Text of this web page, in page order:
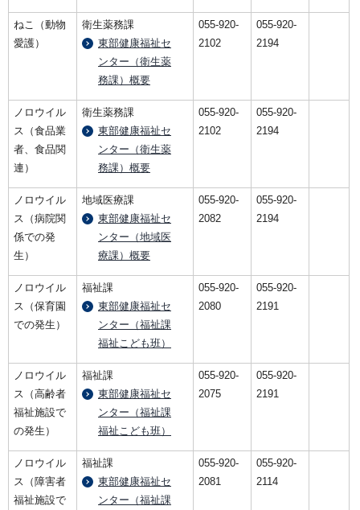
ねこ（動物
愛護）
衛生薬務課
東部健康福祉セ
ンター（衛生薬
務課）概要
055-920-
2102
055-920-
2194
ノロウイル
ス（食品業
者、食品関
連）
衛生薬務課
東部健康福祉セ
ンター（衛生薬
務課）概要
055-920-
2102
055-920-
2194
ノロウイル
ス（病院関
係での発
生）
地域医療課
東部健康福祉セ
ンター（地域医
療課）概要
055-920-
2082
055-920-
2194
ノロウイル
ス（保育園
での発生）
福祉課
東部健康福祉セ
ンター（福祉課
福祉こども班）
055-920-
2080
055-920-
2191
ノロウイル
ス（高齢者
福祉施設で
の発生）
福祉課
東部健康福祉セ
ンター（福祉課
福祉こども班）
055-920-
2075
055-920-
2191
ノロウイル
ス（障害者
福祉施設で
福祉課
東部健康福祉セ
ンター（福祉課
055-920-
2081
055-920-
2114